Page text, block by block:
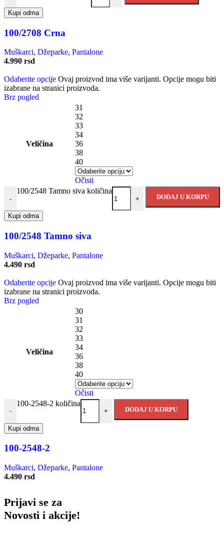
Kupi odma
100/2708 Crna
Muškarci, Džeparke, Pantalone
4.990 rsd
Odaberite opcije Ovaj proizvod ima više varijanti. Opcije mogu biti
izabrane na stranici proizvoda.
Brz pogled
Veličina
31
32
33
34
36
38
40
Očisti
-
100/2548 Tamno siva količina
+ DODAJ U KORPU
Kupi odma
100/2548 Tamno siva
Muškarci, Džeparke, Pantalone
4.490 rsd
Odaberite opcije Ovaj proizvod ima više varijanti. Opcije mogu biti
izabrane na stranici proizvoda.
Brz pogled
Veličina
30
31
32
33
34
36
38
40
Očisti
-
100-2548-2 količina
+ DODAJ U KORPU
Kupi odma
100-2548-2
Muškarci, Džeparke, Pantalone
4.490 rsd
Prijavi se za
Novosti i akcije!